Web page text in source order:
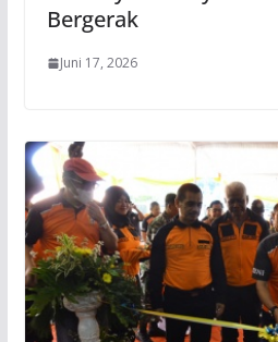
Bergerak
Juni 17, 2026